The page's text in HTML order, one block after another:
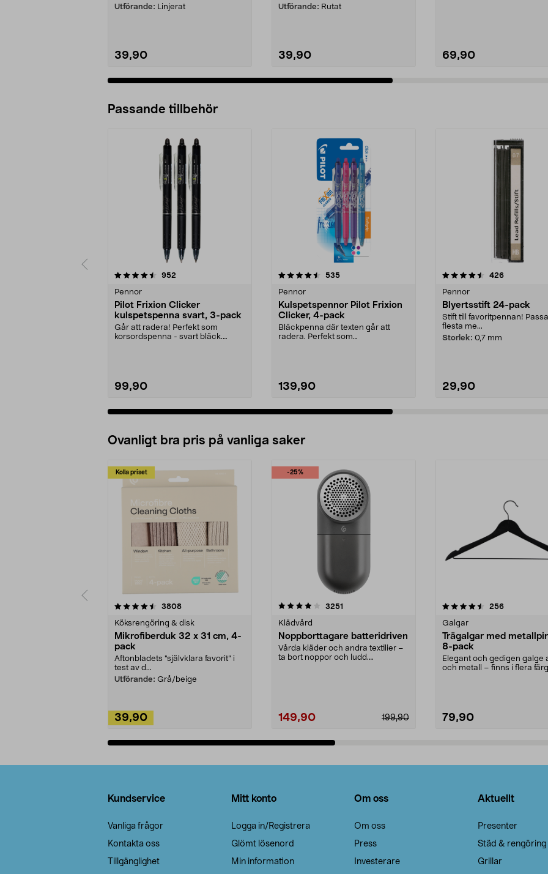
Utförande: Linjerat
39,90
Utförande: Rutat
39,90 69,90
Passande tillbehör
952
Pennor
Pilot Frixion Clicker
kulspetspenna svart, 3-pack
Går att radera! Perfekt som
korsordspenna - svart bläck.
99,90
4.5av 5 stjärnor 535recensioner
Pennor
Kulspetspennor Pilot Frixion
Clicker, 4-pack
Bläckpenna där texten går att
radera. Perfekt som
139,90
4.5av 5 stjärnor 426recensioner
Pennor
Blyertsstift 24-pack
Stift till favoritpennan!
flesta me...
Storlek: 0,7 mm
29,90
4.5av 5 stjärnor
Ovanligt bra pris på vanliga saker
Kolla priset
3808recensioner
Köksrengöring & disk
Mikrofiberduk 32 x 31 cm, 4-
pack
Aftonbladets "självklara favorit” i
test av d...
Utförande: Grå/beige
39,90
-25%
4.0av 5 stjärnor 3251
Klädvård
Noppborttagare batteridriven
Vårda kläder och andra textilier –
ta bort noppor och ludd.
199,90
149,90
4.5av 5 stjärnor 256recensioner
Galgar
Trägalgar med
8-pack
Elegant och gedigen galge
och metall – finns i flera
79,90
4.0av 5 stjärnor
Kundservice
Vanliga frågor
Kontakta oss
Tillgänglighet
Mitt konto
Logga in/Registrera
Glömt lösenord
Min information
Om oss
Om oss
Press
Investerare
Aktuellt
Presenter
Städ & rengöring
Grillar